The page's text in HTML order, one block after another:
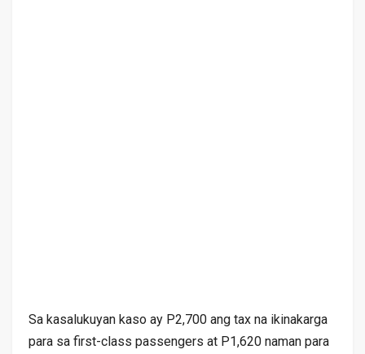
Sa kasalukuyan kaso ay P2,700 ang tax na ikinakarga
para sa first-class passengers at P1,620 naman para